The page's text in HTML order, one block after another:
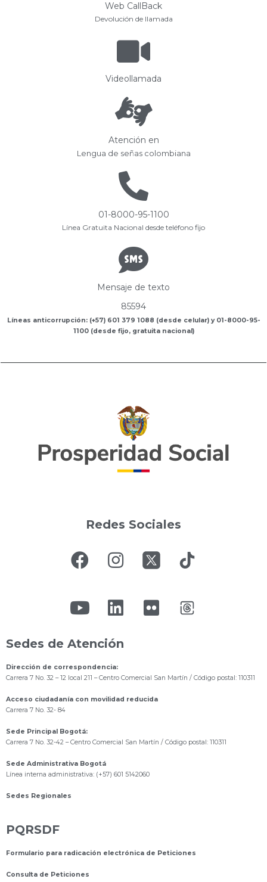
Web CallBack
Devolución de llamada
Videollamada
Atención en
Lengua de señas colombiana
01-8000-95-1100
Línea Gratuita Nacional desde teléfono fijo
Mensaje de texto
85594
Líneas anticorrupción: (+57) 601 379 1088 (desde celular) y 01-8000-95-
1100 (desde fijo, gratuita nacional)
Redes Sociales
Sedes de Atención
Dirección de correspondencia:
Carrera 7 No. 32 – 12 local 211 – Centro Comercial San Martín / Código postal: 110311
Acceso ciudadanía con movilidad reducida
Carrera 7 No. 32- 84
Sede Principal Bogotá:
Carrera 7 No. 32-42 – Centro Comercial San Martín / Código postal: 110311
Sede Administrativa Bogotá
Línea interna administrativa: (+57) 601 5142060
Sedes Regionales
PQRSDF
Formulario para radicación electrónica de Peticiones
Consulta de Peticiones